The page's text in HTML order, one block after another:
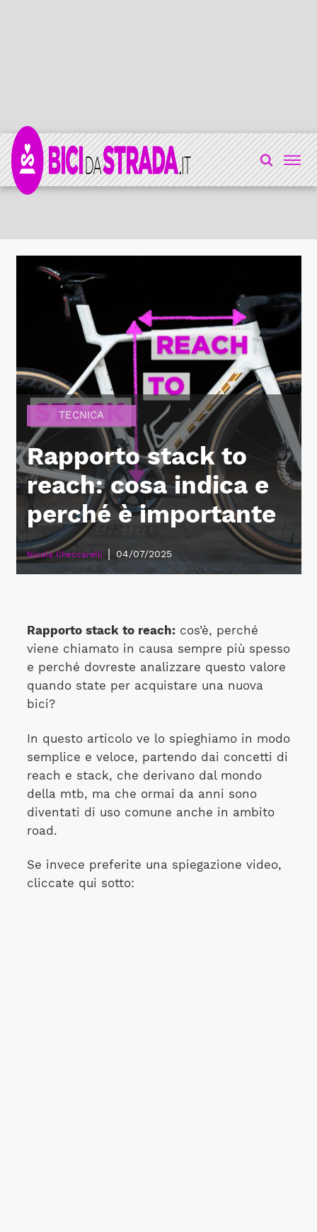
TECNICA
Rapporto stack to
reach: cosa indica e
perché è importante
Nicola Checcarelli 04/07/2025
Rapporto stack to reach:cos’è, perché
viene chiamato in causa sempre più spesso
e perché dovreste analizzare questo valore
quando state per acquistare una nuova
bici?
In questo articolo ve lo spieghiamo in modo
semplice e veloce, partendo dai concetti di
reach e stack, che derivano dal mondo
della mtb, ma che ormai da anni sono
diventati di uso comune anche in ambito
road.
Se invece preferite una spiegazione video,
cliccate qui sotto: